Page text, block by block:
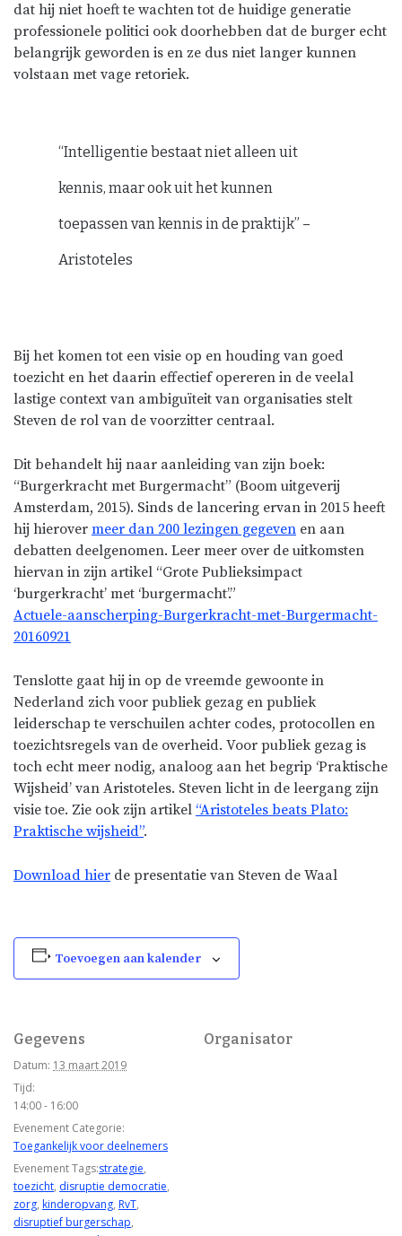
dat hij niet hoeft te wachten tot de huidige generatie
professionele politici ook doorhebben dat de burger echt
belangrijk geworden is en ze dus niet langer kunnen
volstaan met vage retoriek.
“Intelligentie bestaat niet alleen uit
kennis, maar ook uit het kunnen
toepassen van kennis in de praktijk” –
Aristoteles
Bij het komen tot een visie op en houding van goed
toezicht en het daarin effectief opereren in de veelal
lastige context van ambiguïteit van organisaties stelt
Steven de rol van de voorzitter centraal.
Dit behandelt hij naar aanleiding van zijn boek:
“Burgerkracht met Burgermacht” (Boom uitgeverij
Amsterdam, 2015). Sinds de lancering ervan in 2015 heeft
hij hierover meer dan 200 lezingen gegeven en aan
debatten deelgenomen. Leer meer over de uitkomsten
hiervan in zijn artikel “Grote Publieksimpact
‘burgerkracht’ met ‘burgermacht’.”
Actuele-aanscherping-Burgerkracht-met-Burgermacht-
20160921
Tenslotte gaat hij in op de vreemde gewoonte in
Nederland zich voor publiek gezag en publiek
leiderschap te verschuilen achter codes, protocollen en
toezichtsregels van de overheid. Voor publiek gezag is
toch echt meer nodig, analoog aan het begrip ‘Praktische
Wijsheid’ van Aristoteles. Steven licht in de leergang zijn
visie toe. Zie ook zijn artikel “Aristoteles beats Plato:
Praktische wijsheid”.
Download hier de presentatie van Steven de Waal
Toevoegen aan kalender
Gegevens
Datum: 13 maart 2019
Tijd:
14:00 - 16:00
Evenement Categorie:
Toegankelijk voor deelnemers
Evenement Tags:strategie,
toezicht, disruptie democratie,
zorg, kinderopvang, RvT,
disruptief burgerschap,
Organisator